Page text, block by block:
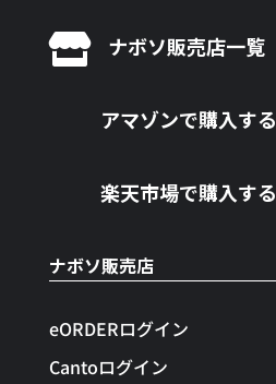
 ナボソ販売店一覧
アマゾンで購入する
楽天市場で購入する
ナボソ販売店
eORDERログイン
Cantoログイン